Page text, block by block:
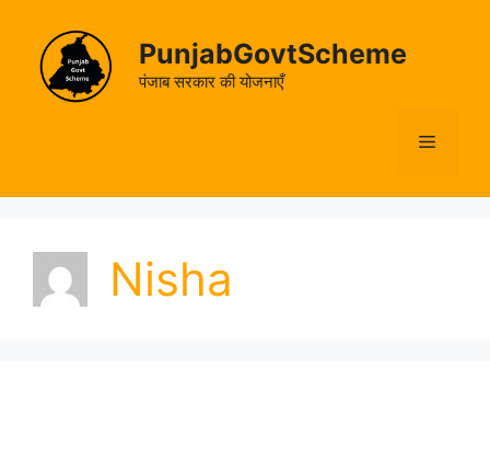
content
PunjabGovtScheme
पंजाब सरकार की योजनाएँ
Menu
Nisha